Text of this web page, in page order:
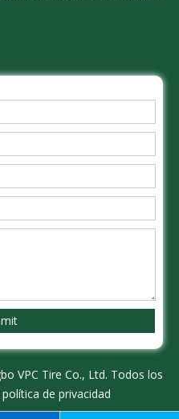
VPC Tire Co., Ltd. Todos los
política de privacidad